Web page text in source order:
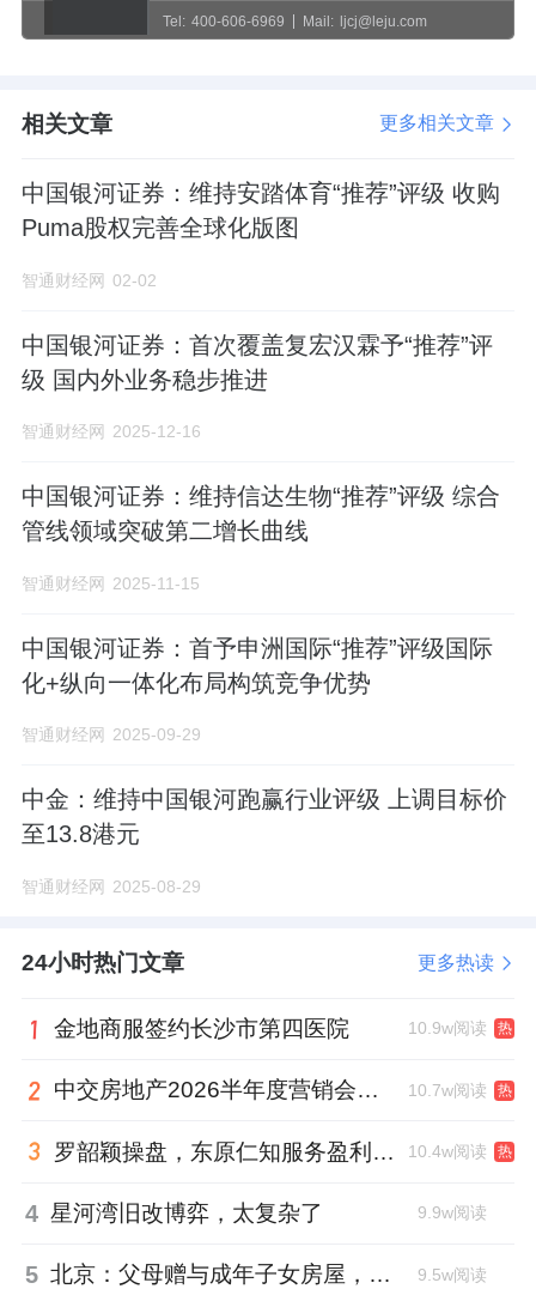
Tel: 400-606-6969 Mail: ljcj@leju.com
相关文章 更多相关文章
中国银河证券：维持安踏体育“推荐”评级 收购
Puma股权完善全球化版图
智通财经网 02-02
中国银河证券：首次覆盖复宏汉霖予“推荐”评
级 国内外业务稳步推进
智通财经网 2025-12-16
中国银河证券：维持信达生物“推荐”评级 综合
管线领域突破第二增长曲线
智通财经网 2025-11-15
中国银河证券：首予申洲国际“推荐”评级国际
化+纵向一体化布局构筑竞争优势
智通财经网 2025-09-29
中金：维持中国银河跑赢行业评级 上调目标价
至13.8港元
智通财经网 2025-08-29
24小时热门文章 更多热读
金地商服签约长沙市第四医院 10.9w阅读 热
中交房地产2026半年度营销会，绿城祝军现身了 10.7w阅读 热
罗韶颖操盘，东原仁知服务盈利仍在爬坡 10.4w阅读 热
4 星河湾旧改博弈，太复杂了 9.9w阅读
5 北京：父母赠与成年子女房屋，不再核验子女的购房资格 9.5w阅读